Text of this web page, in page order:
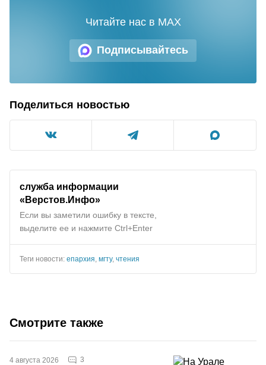
Подписывайтесь
Читайте нас в MAX
Поделиться новостью
служба информации
«Верстов.Инфо»
Если вы заметили ошибку в тексте,
выделите ее и нажмите Ctrl+Enter
Теги новости: епархия мгту, чтения
Смотрите также
4 августа 2026 3